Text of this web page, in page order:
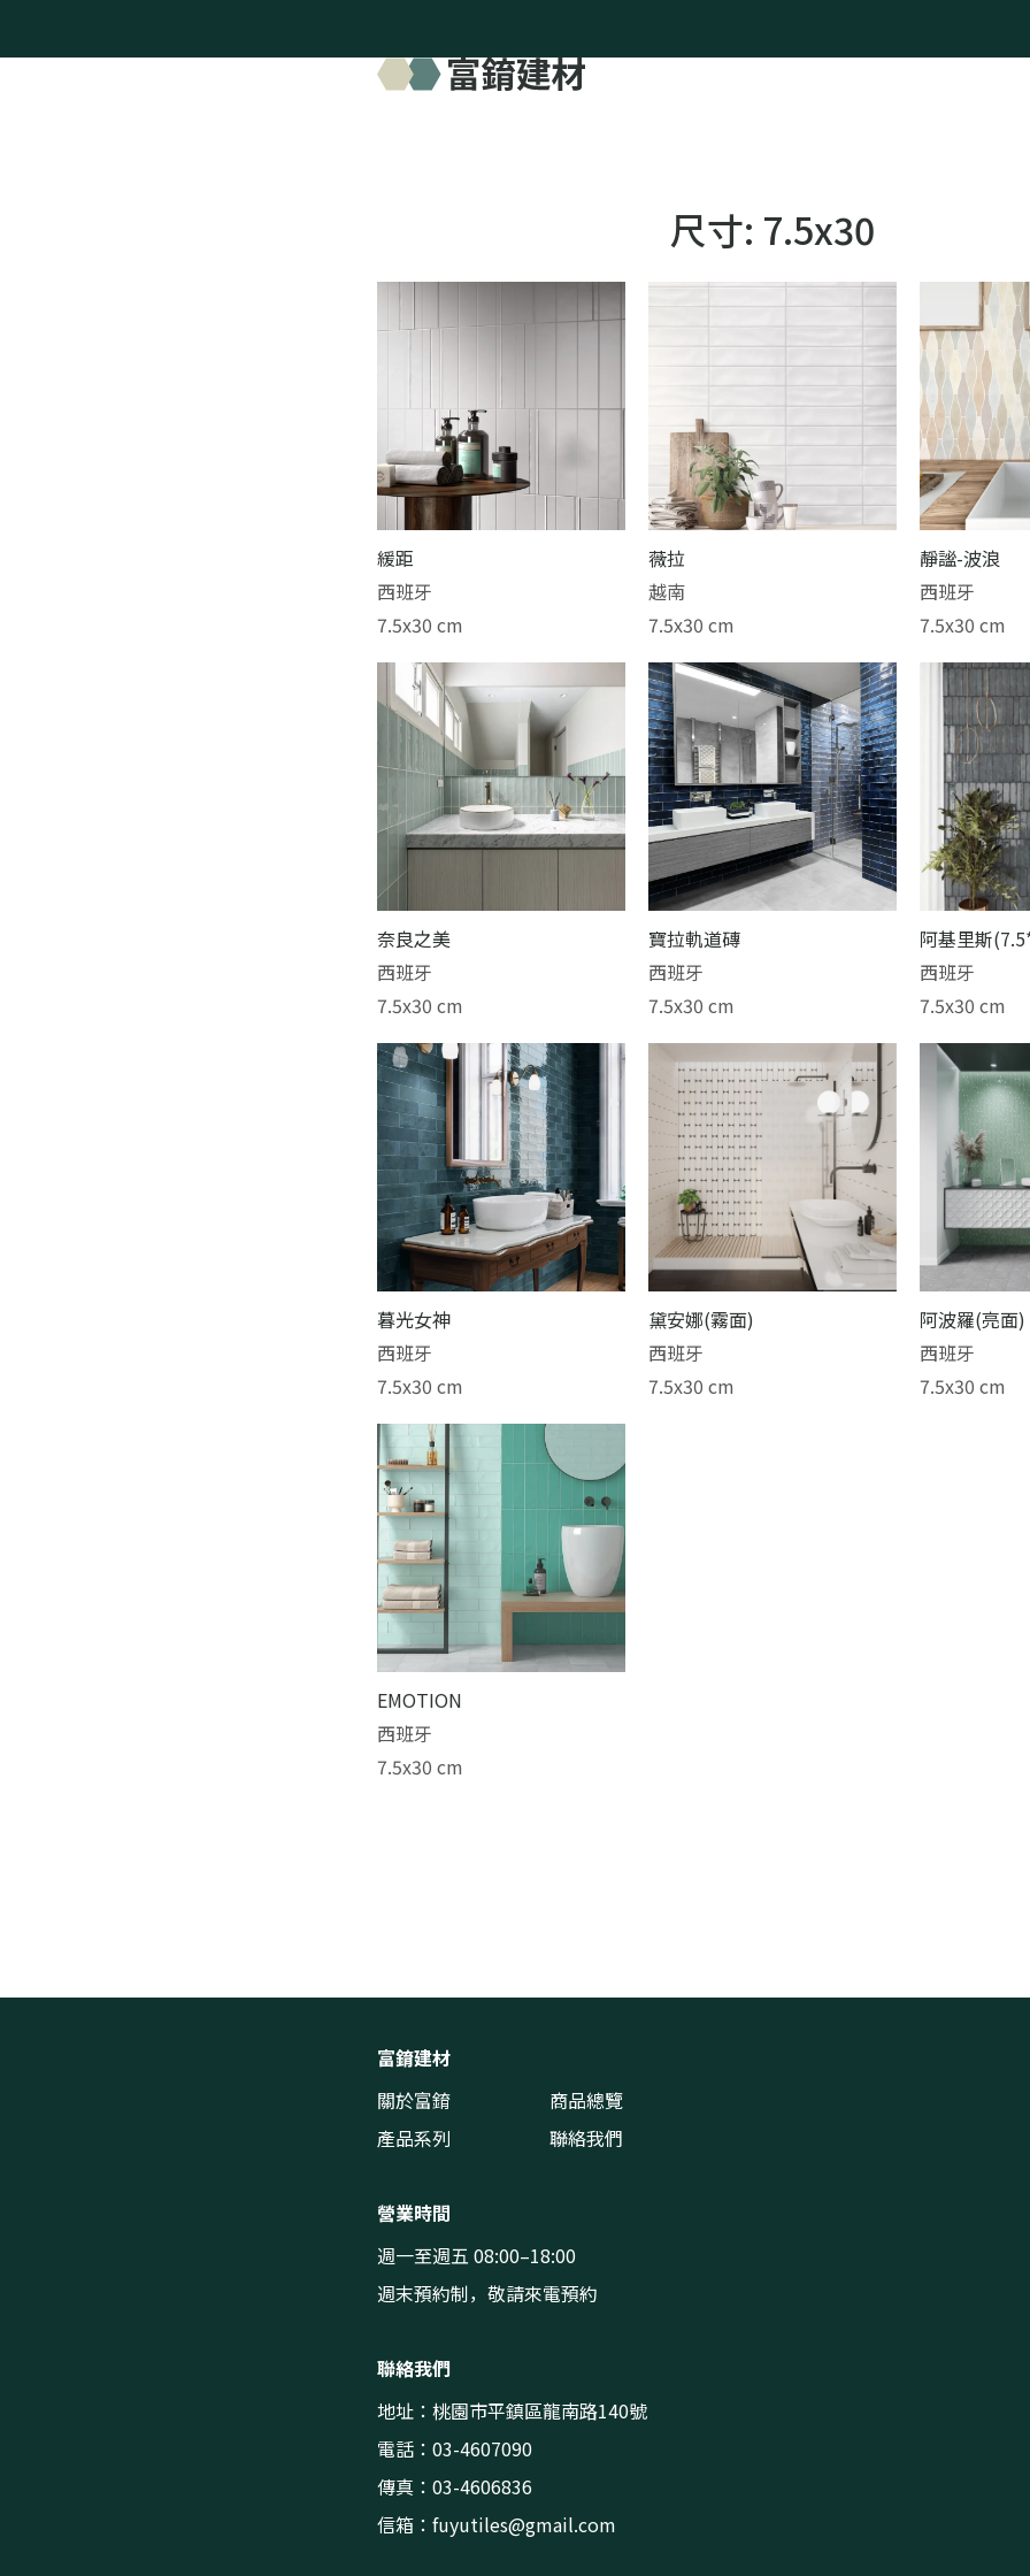
尺寸: 7.5x30
緩距
西班牙
7.5x30 cm
薇拉
越南
7.5x30 cm
靜謐-波浪
西班牙
7.5x30 cm
奈良之美
西班牙
7.5x30 cm
寶拉軌道磚
西班牙
7.5x30 cm
阿基里斯
西班牙
7.5x30 cm
暮光女神
西班牙
7.5x30 cm
黛安娜(霧面)
西班牙
7.5x30 cm
阿波羅(亮面)
西班牙
7.5x30 cm
EMOTION
西班牙
7.5x30 cm
富錥建材
關於富錥
商品總覽
產品系列
聯絡我們
營業時間
週一至週五 08:00–18:00
週末預約制，敬請來電預約
聯絡我們
地址：桃園市平鎮區龍南路140號
電話：03-4607090
傳真：03-4606836
信箱： fuyutiles@gmail.com